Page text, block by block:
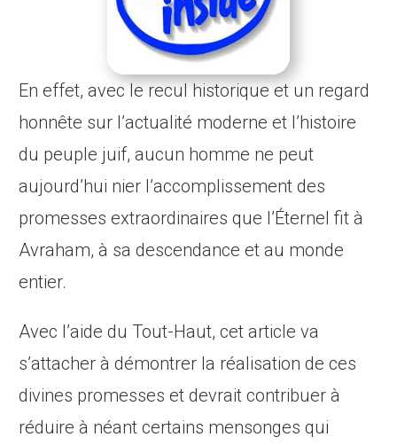
En effet, avec le recul historique et un regard
honnête sur l’actualité moderne et l’histoire
du peuple juif, aucun homme ne peut
aujourd’hui nier l’accomplissement des
promesses extraordinaires que l’Éternel fit à
Avraham, à sa descendance et au monde
entier.
Avec l’aide du Tout-Haut, cet article va
s’attacher à démontrer la réalisation de ces
divines promesses et devrait contribuer à
réduire à néant certains mensonges qui